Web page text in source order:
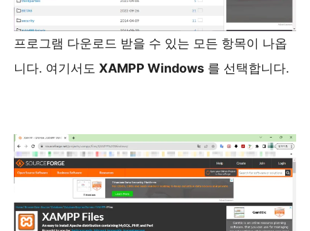
프로그램 다운로드 받을 수 있는 모든 항목이 나옵
니다. 여기서도 XAMPP Windows 를 선택합니다.